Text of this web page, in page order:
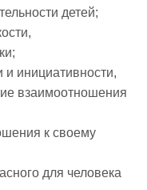
детей;
и инициативности,
взаимоотношения
к своему
для человека